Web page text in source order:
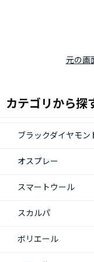
元の画
カテゴリから探
ブラックダイヤモン
オスプレー
スマートウール
スカルパ
ボリエール